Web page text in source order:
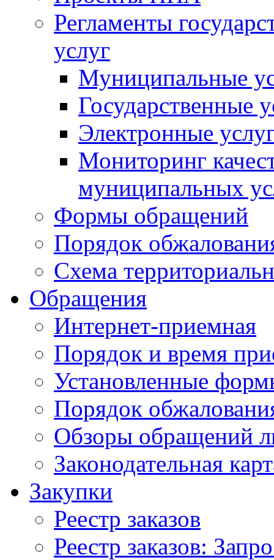
Регламенты
услуг
Муниципальные
Государственные
Электронные
Мониторинг
муниципальных
Формы обращений
Порядок
Схема
Обращения
Интернет-приемная
Порядок и время
Установленные
Порядок
Обзоры обращений
Законодательная
Закупки
Реестр заказов
Реестр заказов: